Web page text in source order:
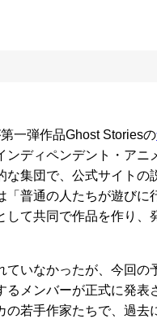
一弾作品Ghost Storiesの
ンディペンデント・アニ
な集団で、公式サイトの
普通の人たちが遊びに
して共同で作品を作り、
ていなかったが、今回の
るメンバーが正式に発表
の若手作家たちで、過去